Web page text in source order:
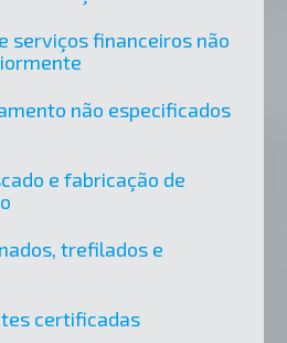
serviços financeiros não
não especificados
e fabricação de
trefilados e
certificadas